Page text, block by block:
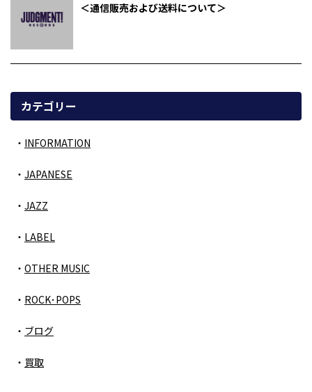
＜通信販売および送料について＞
カテゴリー
INFORMATION
JAPANESE
JAZZ
LABEL
OTHER MUSIC
ROCK･POPS
ブログ
買取